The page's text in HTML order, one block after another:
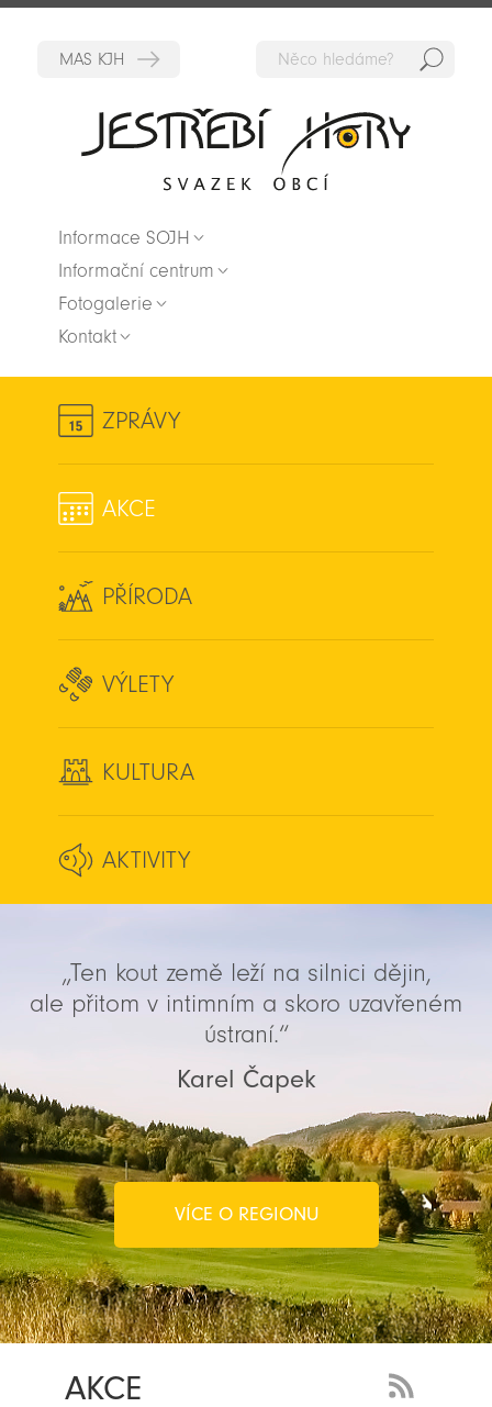
Informace SOJH
Informační centrum
Fotogalerie
Kontakt
ZPRÁVY
AKCE
PŘÍRODA
VÝLETY
KULTURA
AKTIVITY
„Ten kout země leží na silnici dějin,
ale přitom v intimním a skoro uzavřeném
ústraní.“
Karel Čapek
VÍCE O REGIONU
AKCE